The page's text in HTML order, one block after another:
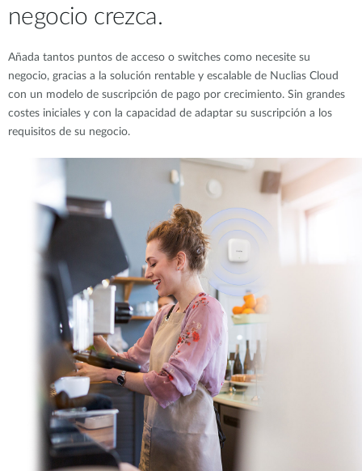
negocio crezca.
Añada tantos puntos de acceso o switches como necesite su
negocio, gracias a la solución rentable y escalable de Nuclias Cloud
con un modelo de suscripción de pago por crecimiento. Sin grandes
costes iniciales y con la capacidad de adaptar su suscripción a los
requisitos de su negocio.